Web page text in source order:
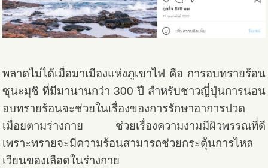
พลาดไม่ได้เมื่อมาเมืองแห่งภูเขาไฟ คือ การอบทรายร้อน
ซุนะมุชิ ที่มีมานานกว่า 300 ปี สำหรับชาวญี่ปุ่นการนอน
อบทรายร้อนจะช่วยในเรื่องของการรักษาอาการปวด
เมื่อยตามร่างกาย ช่วยเรื่องความงามมีผิวพรรณที่ดี
เพราะทรายจะมีความร้อนสามารถช่วยกระตุ้นการไหล
เวียนของเลือดในร่างกาย